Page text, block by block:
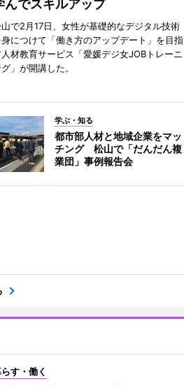
んでスキルアップ
で2月17日、女性が基礎的なデジタル技術
身につけて「働き方のアップデート」を目指
材教育サービス「愛媛デジ女JOBトレーニ
」が開講した。
学ぶ・知る
都市部人材と地域企業をマッ
チング 松山で「だんだん複
業団」事例報告会
す・働く